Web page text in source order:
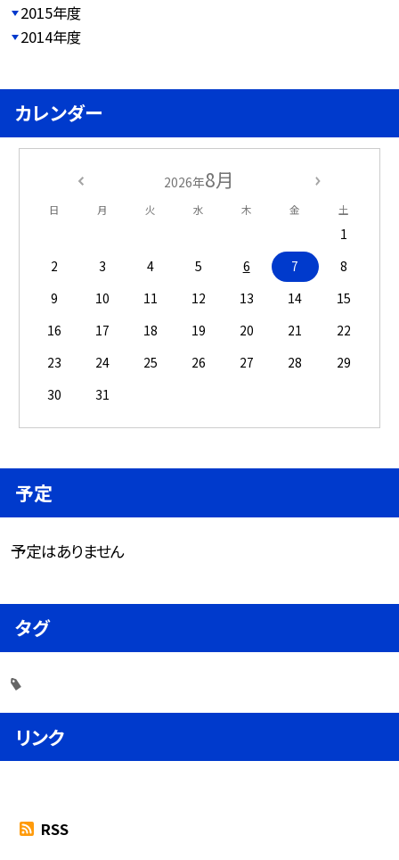
2015年度
2014年度
カレンダー
2026年8月
日 月 火 水 木 金 土
1
2
3 4 5 6 7
8
9
10 11 12 13 14
15
16
17 18 19 20 21
22
23
24 25 26 27 28
29
30
31
予定
予定はありません
タグ
リンク
RSS